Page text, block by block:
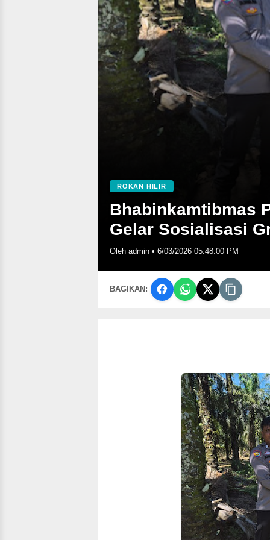
ROKAN HILIR
Bhabinkamtibmas
Gelar Sosialisasi
Oleh admin • 6/03/2026 05:48:00 PM
BAGIKAN: